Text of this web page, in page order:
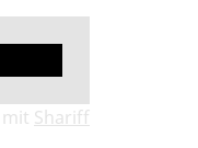
Shariff